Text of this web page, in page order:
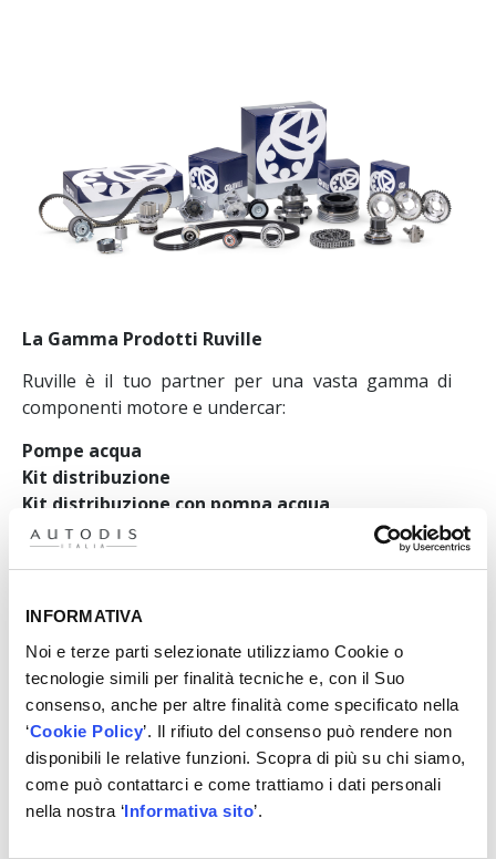
INFORMATIVA
Noi e terze parti selezionate utilizziamo Cookie o
tecnologie simili per finalità tecniche e, con il Suo
consenso, anche per altre finalità come specificato nella
‘Cookie Policy’. Il rifiuto del consenso può rendere non
disponibili le relative funzioni. Scopra di più su chi siamo,
come può contattarci e come trattiamo i dati personali
nella nostra ‘Informativa sito’.
La Gamma Prodotti Ruville
Ruville è il tuo partner per una vasta gamma di
componenti motore e undercar:
Pompe acqua
Kit distribuzione
Kit distribuzione con pompa acqua
Kit catena
Kit ausiliari
Pulegge albero motore
Qualità e affidabilità
Ruville garantisce soluzioni orientate alla qualità,